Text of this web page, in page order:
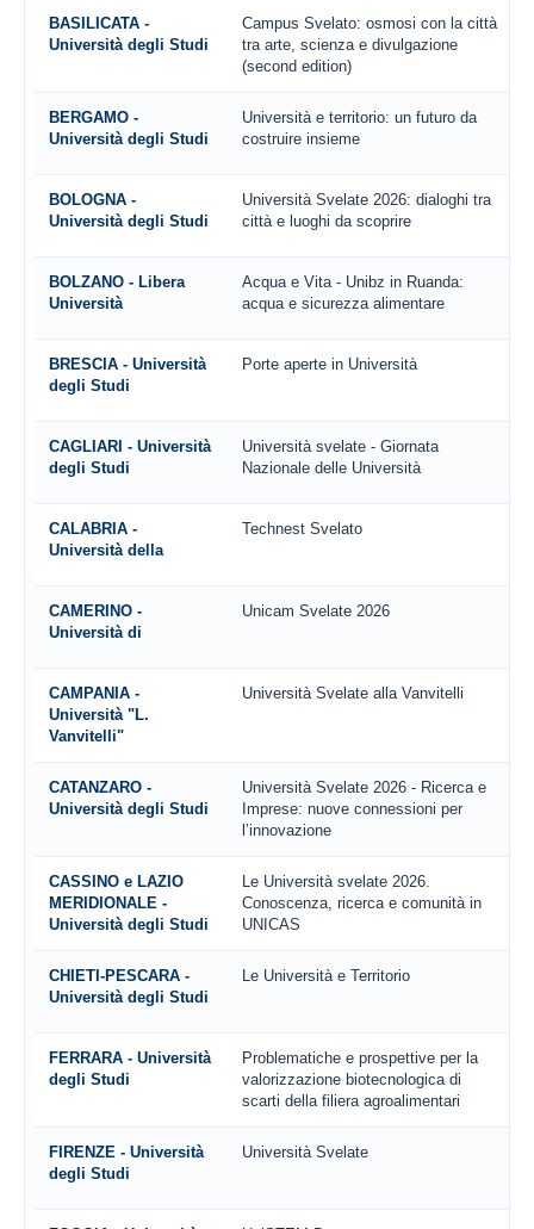
BASILICATA -
Università degli Studi
Campus Svelato: osmosi con la città
tra arte, scienza e divulgazione
(second edition)
BERGAMO -
Università degli Studi
Università e territorio: un futuro da
costruire insieme
BOLOGNA -
Università degli Studi
Università Svelate 2026: dialoghi tra
città e luoghi da scoprire
BOLZANO - Libera
Università
Acqua e Vita - Unibz in Ruanda:
acqua e sicurezza alimentare
BRESCIA - Università
degli Studi
Porte aperte in Università
CAGLIARI - Università
degli Studi
Università svelate - Giornata
Nazionale delle Università
CALABRIA -
Università della
Technest Svelato
CAMERINO -
Università di
Unicam Svelate 2026
CAMPANIA -
Università "L.
Vanvitelli"
Università Svelate alla Vanvitelli
CATANZARO -
Università degli Studi
Università Svelate 2026 - Ricerca e
Imprese: nuove connessioni per
l’innovazione
CASSINO e LAZIO
MERIDIONALE -
Università degli Studi
Le Università svelate 2026.
Conoscenza, ricerca e comunità in
UNICAS
CHIETI-PESCARA -
Università degli Studi
Le Università e Territorio
FERRARA - Università
degli Studi
Problematiche e prospettive per la
valorizzazione biotecnologica di
scarti della filiera agroalimentari
FIRENZE - Università
degli Studi
Università Svelate